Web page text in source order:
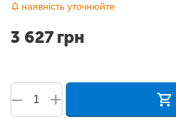
наявність уточнюйте
3 627 грн
+
−